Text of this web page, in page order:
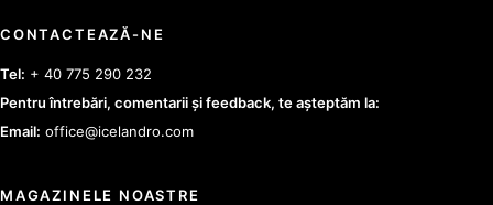
CONTACTEAZĂ-NE
Tel: + 40 775 290 232
Pentru întrebări, comentarii și feedback, te așteptăm la:
Email: office@icelandro.com
MAGAZINELE NOASTRE